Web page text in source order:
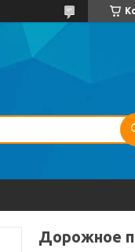
Дорожное